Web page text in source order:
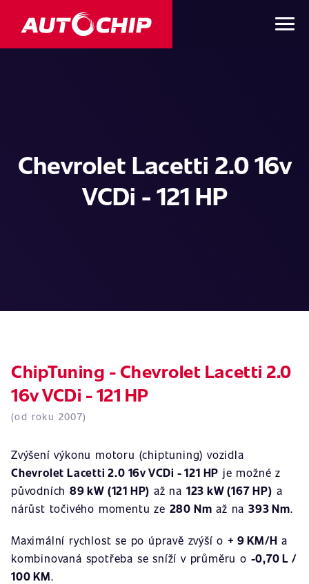
Chevrolet Lacetti 2.0 16v
VCDi - 121 HP
ChipTuning - Chevrolet Lacetti 2.0
16v VCDi - 121 HP
(od roku 2007)
Zvýšení výkonu motoru (chiptuning) vozidla
Chevrolet Lacetti 2.0 16v VCDi - 121 HP je možné z
původních89 kW (121 HP) až na 123 kW (167 HP) a
nárůst točivého momentu ze 280 Nm až na393 Nm.
Maximální rychlost se po úpravě zvýší o + 9 KM/H a
kombinovaná spotřeba se sníží v průměru o -0,70 L /
100 KM.